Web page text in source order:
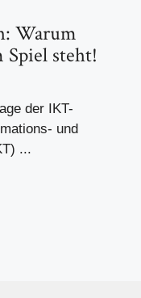
Warum
Spiel steht!
der IKT-
und
...